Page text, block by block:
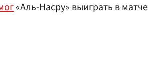
«Аль-Насру» выиграть в матче